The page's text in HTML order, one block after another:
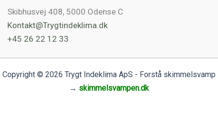
Skibhusvej 408, 5000 Odense C
Kontakt@Trygtindeklima.dk
+45 26 22 12 33
Copyright © 2026 Trygt Indeklima ApS - Forstå skimmelsvamp
→ skimmelsvampen.dk